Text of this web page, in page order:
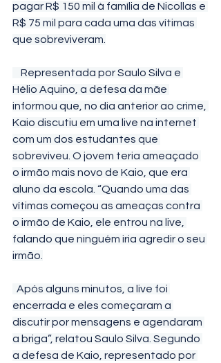
pagar R$ 150 mil à família de Nicollas e
R$ 75 mil para cada uma das vítimas
que sobreviveram.
Hélio Aquino, a defesa da mãe
informou que, no dia anterior ao crime,
Kaio discutiu em uma live na internet
com um dos estudantes que
sobreviveu. O jovem teria ameaçado
o irmão mais novo de Kaio, que era
aluno da escola. “Quando uma das
vítimas começou as ameaças contra
o irmão de Kaio, ele entrou na live,
falando que ninguém iria agredir o seu
irmão.
encerrada e eles começaram a
discutir por mensagens e agendaram
a briga”, relatou Saulo Silva. Segundo
a defesa de Kaio, representado por